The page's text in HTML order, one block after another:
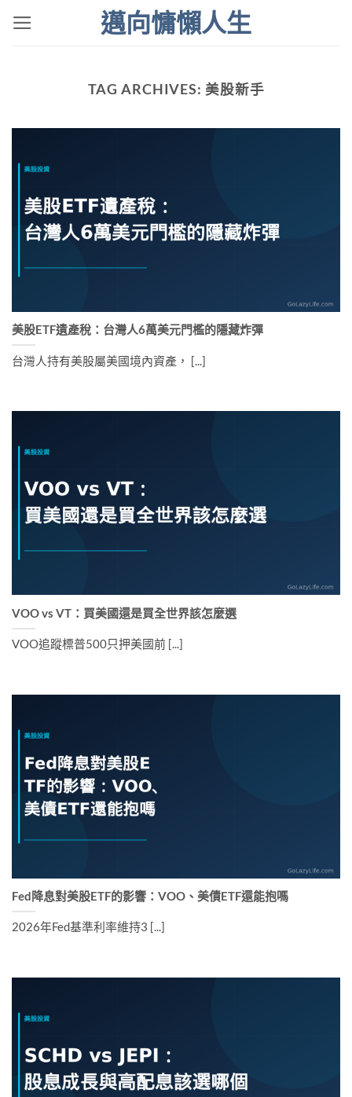
邁向慵懶人生
TAG ARCHIVES: 美股新手
美股ETF遺產稅：台灣人6萬美元門檻的隱藏炸彈
台灣人持有美股屬美國境內資產， [...]
VOO vs VT：買美國還是買全世界該怎麼選
VOO追蹤標普500只押美國前 [...]
Fed降息對美股ETF的影響：VOO、美債ETF還能抱嗎
2026年Fed基準利率維持3 [...]